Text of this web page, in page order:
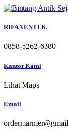
Skip
content
RIFA VENTI K.
0858-5262-6380
Kantor Kami
Lihat Maps
Email